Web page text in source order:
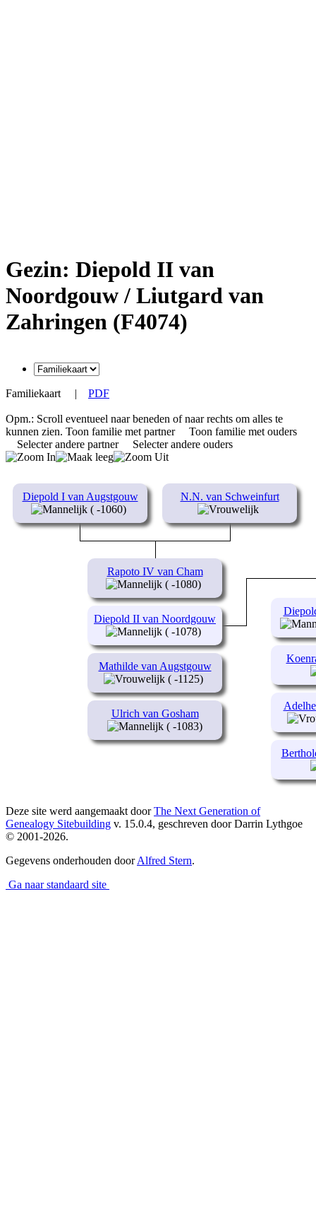
Gezin: Diepold II van
Noordgouw / Liutgard van
Zahringen (F4074)
Familiekaart | PDF
Opm.: Scroll eventueel naar beneden of naar rechts om alles te
kunnen zien. Toon familie met partner
Toon familie met ouders
Selecter andere partner
Selecter andere ouders
Diepold I van Augstgouw
( -1060)
N.N. van Schweinfurt
Rapoto IV van Cham
( -1080)
Mathilde van Augstgouw
( -1125)
Ulrich van Gosham
( -1083)
Diepold II van Noordgouw
( -1078)
Deze site werd aangemaakt doorThe Next Generation of
Genealogy Sitebuilding v. 15.0.4, geschreven door Darrin Lythgoe
© 2001-2026.
Gegevens onderhouden doorAlfred Stern.
Ga naar standaard site